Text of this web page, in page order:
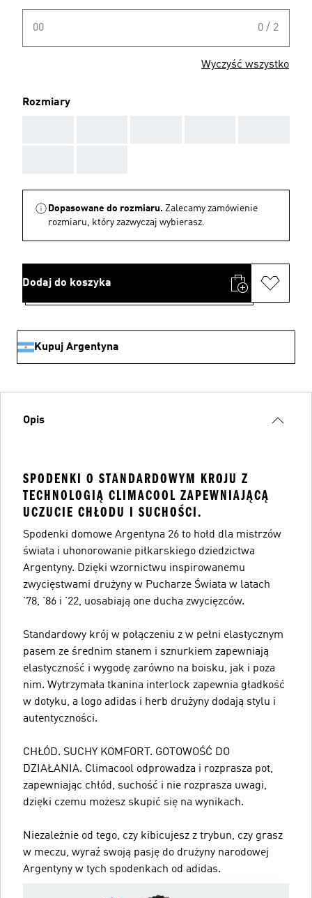
00 0 / 2
Wyczyść wszystko
Rozmiary
Dopasowane do rozmiaru. Zalecamy zamówienie
rozmiaru, który zazwyczaj wybierasz.
Dodaj do koszyka
Kupuj Argentyna
Opis
SPODENKI O STANDARDOWYM KROJU Z
TECHNOLOGIĄ CLIMACOOL ZAPEWNIAJĄCĄ
UCZUCIE CHŁODU I SUCHOŚCI.
Spodenki domowe Argentyna 26 to hołd dla mistrzów
świata i uhonorowanie piłkarskiego dziedzictwa
Argentyny. Dzięki wzornictwu inspirowanemu
zwycięstwami drużyny w Pucharze Świata w latach
'78, '86 i '22, uosabiają one ducha zwycięzców.
Standardowy krój w połączeniu z w pełni elastycznym
pasem ze średnim stanem i sznurkiem zapewniają
elastyczność i wygodę zarówno na boisku, jak i poza
nim. Wytrzymała tkanina interlock zapewnia gładkość
w dotyku, a logo adidas i herb drużyny dodają stylu i
autentyczności.
CHŁÓD. SUCHY KOMFORT. GOTOWOŚĆ DO
DZIAŁANIA. Climacool odprowadza i rozprasza pot,
zapewniając chłód, suchość i nie rozprasza uwagi,
dzięki czemu możesz skupić się na wynikach.
Niezależnie od tego, czy kibicujesz z trybun, czy grasz
w meczu, wyraź swoją pasję do drużyny narodowej
Argentyny w tych spodenkach od adidas.